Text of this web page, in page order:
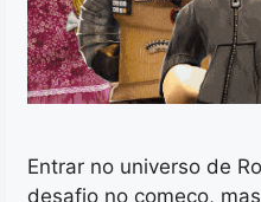
Entrar no universo de
desafio no começo,